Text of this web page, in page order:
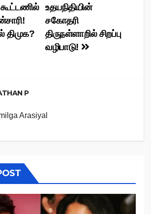
உதயநிதியின்
சகோதரி
திருநள்ளாறில் சிறப்பு
வழிபாடு!
திமுக?
P
Arasiyal